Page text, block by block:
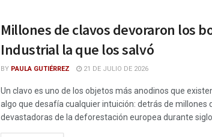
Millones de clavos devoraron los
Industrial la que los salvó
BY PAULA GUTIÉRREZ 21 DE JULIO DE 2026
Un clavo es uno de los objetos más anodinos que
algo que desafía cualquier intuición: detrás de millones
devastadoras de la deforestación europea durante